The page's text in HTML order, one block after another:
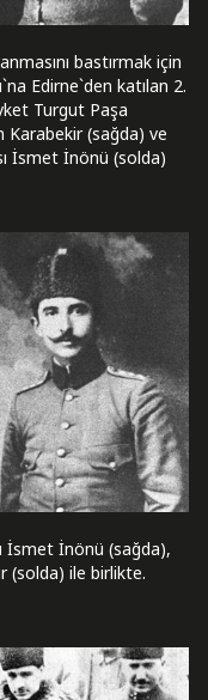
bastırmak için
Edirne`den katılan 2.
Turgut Paşa
Karabekir (sağda) ve
İsmet İnönü (solda)
İsmet İnönü (sağda),
(solda) ile birlikte.